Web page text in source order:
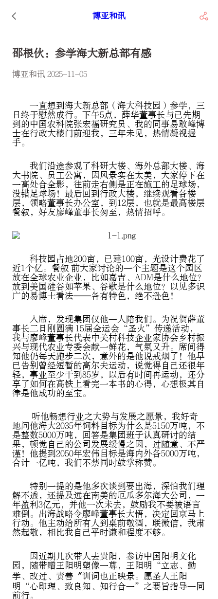
博亚和讯
邵根伙：参学海大新总部有感
博亚和讯 2025-11-05
一直想到海大新总部（海大科技园）参学，三
日终于慰然成行。下午5点，薛华董事长与己先期
到的中国农科院张宏福研究员、我的同事易敢峰博
士在行政大楼门前迎我，三年未见，热情凝视握
手。
我们沿途参观了科研大楼、海外总部大楼、海
大书院、员工公寓，因风景实在太美，大家停下在
一高处合全影，往前走右侧是正在施工的足球场，
没错足球场！最后回到行政大楼，继续观看各楼
层，领略董事长办公室，到12层，也就是最高楼层
餐叙，好友廖峰董事长匆至，热情招呼。
科技园占地200亩，已建100亩，光设计费花了
近1个亿。餐叙 前大家讨论的一个主题是这个园区
放在全球农业企业，比如嘉吉、ADM是什么地位？
放到美国硅谷如苹果、谷歌是什么地位？以见多识
广的易博士看法——各有特色，绝不逊色！
入席，发现集团仅他一人陪我们。为祝贺薛董
事长二日刚圆满 15届全运会“圣火”传递活动，
我与廖峰董事长代表中关村科技企业家协会乡村振
兴与现代农业专委会献一鲜花，气氛又升。席间得
知他仍每天跑步二次，意外的是他说戒烟了！他早
已告别曾经短暂的高尔夫运动，说觉得自己还很年
轻，事业至少干到85岁，以后有时间再运动，还分
享了如何在高铁上看完一本书的心得，心想极其自
律是他成功的至宝。
听他畅想行业之大势与发展之愿景，我好奇
地问他海大2035年饲料目标为什么是5150万吨，不
是整数5000万吨，回答是集团班子认真研讨的结
果，顿觉自己的公司发展缓慢之因，过随意、不严
谨！他提到2050年宏伟目标是海内外各5000万吨，
合计一亿吨，我们不禁同时鼓掌称赞。
特别一提的是他多次谈到要出海，深怕我们理
解不透，还提及远在南美的厄瓜多尔海大公司，一
年盈利3亿元，并他一次未去，鼓励我不要被语言
难倒。出海战略令廖峰董事长大悟，决定回京马上
行动。他主动给所有人到桌前敬酒，联微信，我肃
然起敬，相比我自己平时谦和程度不够。
因近期几次带人去贵阳，参访中国阳明文化
园，随带赠王阳明塑像一尊，王阳明“立志、勤
学、改过、责善〞训词也正映景。愿圣人王阳
明“心即理、致良知、知行合一”之要旨指导一同
前行。